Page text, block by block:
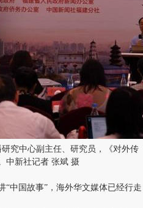
究中心副主任、研究员，《对外传
中新社记者 张斌 摄
国故事”，海外华文媒体已经行走